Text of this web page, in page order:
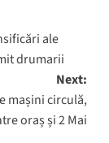
ale
drumarii
Next:
mașini circulă,
oraș și 2 Mai